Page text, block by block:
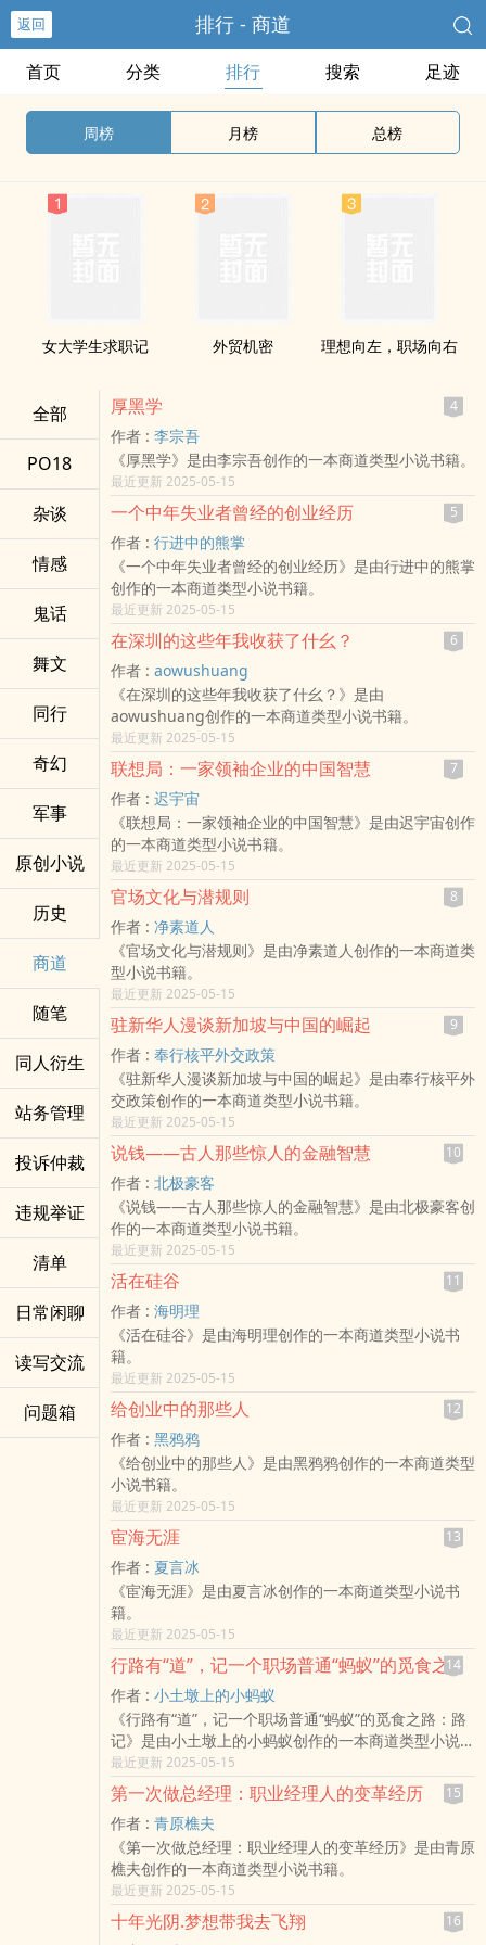
返回 排行 - 商道
首页 分类 排行 搜索 足迹
周榜 月榜 总榜
女大学生求职记 外贸机密 理想向左，职场向右
全部
PO18
杂谈
情感
鬼话
舞文
同行
奇幻
军事
原创小说
历史
商道
随笔
同人衍生
站务管理
投诉仲裁
违规举证
清单
日常闲聊
读写交流
问题箱
厚黑学 4
作者 : 李宗吾
《厚黑学》是由李宗吾创作的一本商道类型小说书籍。
最近更新 2025-05-15
一个中年失业者曾经的创业经历 5
作者 : 行进中的熊掌
《一个中年失业者曾经的创业经历》是由行进中的熊掌
创作的一本商道类型小说书籍。
最近更新 2025-05-15
在深圳的这些年我收获了什幺？ 6
作者 : aowushuang
《在深圳的这些年我收获了什幺？》是由
aowushuang创作的一本商道类型小说书籍。
最近更新 2025-05-15
联想局：一家领袖企业的中国智慧 7
作者 : 迟宇宙
《联想局：一家领袖企业的中国智慧》是由迟宇宙创作
的一本商道类型小说书籍。
最近更新 2025-05-15
官场文化与潜规则 8
作者 : 净素道人
《官场文化与潜规则》是由净素道人创作的一本商道类
型小说书籍。
最近更新 2025-05-15
驻新华人漫谈新加坡与中国的崛起 9
作者 : 奉行核平外交政策
《驻新华人漫谈新加坡与中国的崛起》是由奉行核平外
交政策创作的一本商道类型小说书籍。
最近更新 2025-05-15
说钱——古人那些惊人的金融智慧 10
作者 : 北极豪客
《说钱——古人那些惊人的金融智慧》是由北极豪客创
作的一本商道类型小说书籍。
最近更新 2025-05-15
活在硅谷 11
作者 : 海明理
《活在硅谷》是由海明理创作的一本商道类型小说书
籍。
最近更新 2025-05-15
给创业中的那些人 12
作者 : 黑鸦鸦
《给创业中的那些人》是由黑鸦鸦创作的一本商道类型
小说书籍。
最近更新 2025-05-15
宦海无涯 13
作者 : 夏言冰
《宦海无涯》是由夏言冰创作的一本商道类型小说书
籍。
最近更新 2025-05-15
行路有“道”，记一个职场普通“蚂蚁”的觅食之路：路记
14
作者 : 小土墩上的小蚂蚁
《行路有“道”，记一个职场普通“蚂蚁”的觅食之路：路
记》是由小土墩上的小蚂蚁创作的一本商道类型小说书
籍。
最近更新 2025-05-15
第一次做总经理：职业经理人的变革经历 15
作者 : 青原樵夫
《第一次做总经理：职业经理人的变革经历》是由青原
樵夫创作的一本商道类型小说书籍。
最近更新 2025-05-15
十年光阴.梦想带我去飞翔 16